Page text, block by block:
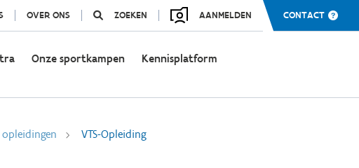
OVER ONS ZOEKEN AANMELDEN CONTACT
Onze sportkampen Kennisplatform
VTS-Opleiding